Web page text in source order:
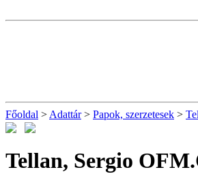
Főoldal > Adattár> Papok, szerzetesek >
Tellan, Sergio